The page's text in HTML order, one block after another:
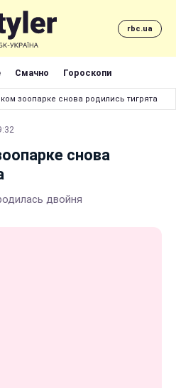
rbc.ua
Смачно Гороскопи
зоопарке снова родились тигрята
снова
двойня